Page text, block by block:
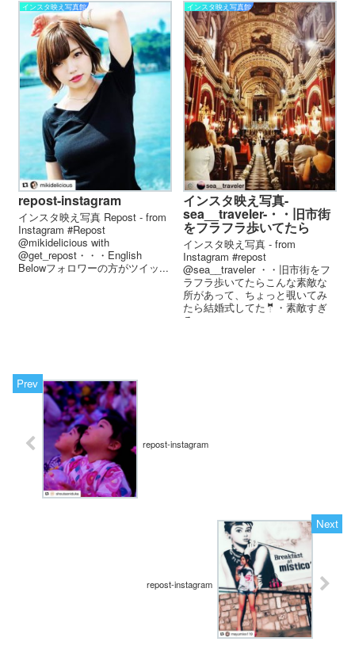
インスタ映え写真館
repost-instagram
インスタ映え写真 Repost - from
Instagram #Repost
@mikidelicious with
@get_repost・・・️English
Below️フォロワーの方がツイッ...
インスタ映え写真館
インスタ映え写真-
sea__traveler-・・旧市街
をフラフラ歩いてたら
インスタ映え写真 - from
Instagram #repost
@sea__traveler ・・旧市街をフ
ラフラ歩いてたらこんな素敵な
所があって、ちょっと覗いてみ
たら結婚式してた🤵・素敵すぎ
る・・...
repost-instagram
repost-instagram